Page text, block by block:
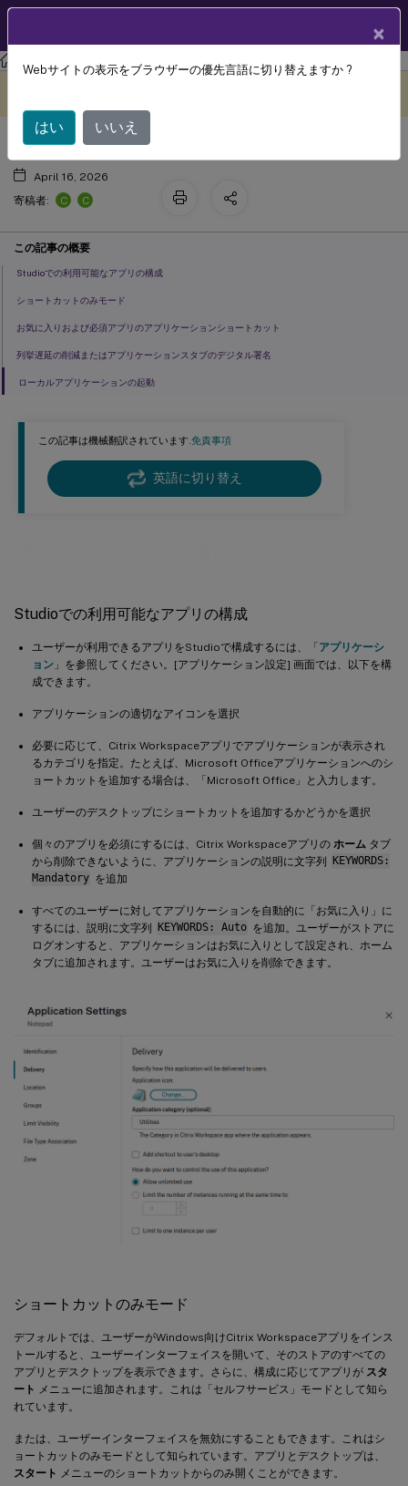
Windows向けCitrix Workspace アプリ
この記事は機械翻訳されています.免責事項
英語に切り替え
Studioでの利用可能なアプリの構成
ユーザーが利用できるアプリをStudioで構成するには、「アプリケーシ
ョン 」を参照してください。[アプリケーション設定] 画面では、以下を構
成できます。
アプリケーションの適切なアイコンを選択
必要に応じて、Citrix Workspaceアプリでアプリケーションが表示され
るカテゴリを指定。たとえば、Microsoft Officeアプリケーションへのシ
ョートカットを追加する場合は、「Microsoft Office」と入力します。
ユーザーのデスクトップにショートカットを追加するかどうかを選択
個々のアプリを必須にするには、Citrix Workspaceアプリの ホーム タブ
から削除できないように、アプリケーションの説明に文字列
KEYWORDS:
Mandatory を追加
すべてのユーザーに対してアプリケーションを自動的に「お気に入り」に
するには、説明に文字列
KEYWORDS: Auto を追加。ユーザーがストアに
ログオンすると、アプリケーションはお気に入りとして設定され、ホーム
タブに追加されます。ユーザーはお気に入りを削除できます。
ショートカットのみモード
デフォルトでは、ユーザーがWindows向けCitrix Workspaceアプリをインス
トールすると、ユーザーインターフェイスを開いて、そのストアのすべての
アプリとデスクトップを表示できます。さらに、構成に応じてアプリが スタ
ート メニューに追加されます。これは「セルフサービス」モードとして知ら
れています。
または、ユーザーインターフェイスを無効にすることもできます。これはシ
ョートカットのみモードとして知られています。アプリとデスクトップは、
スタート メニューのショートカットからのみ開くことができます。
アプリケーション配信
April 16, 2026
寄稿者:
C C
この記事の概要
Studioでの利用可能なアプリの構成
ショートカットのみモード
お気に入りおよび必須アプリのアプリケーションショートカット
列挙遅延の削減またはアプリケーションスタブのデジタル署名
ローカルアプリケーションの起動
×
Webサイトの表示をブラウザーの優先言語に切り替えますか ?
はい いいえ